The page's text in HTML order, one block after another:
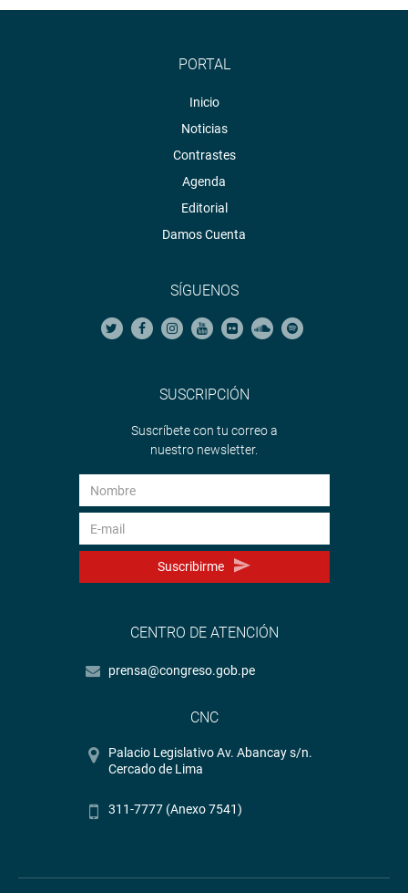
PORTAL
Inicio
Noticias
Contrastes
Agenda
Editorial
Damos Cuenta
SÍGUENOS
SUSCRIPCIÓN
Suscríbete con tu correo a
nuestro newsletter.
Suscribirme
CENTRO DE ATENCIÓN
prensa@congreso.gob.pe
CNC
Palacio Legislativo Av. Abancay s/n.
Cercado de Lima
311-7777 (Anexo 7541)